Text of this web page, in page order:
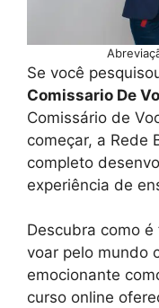
Se você
Comissario De
Comissário de
começar, a Rede
completo
experiência de
Descubra como
voar pelo mundo
emocionante
curso online